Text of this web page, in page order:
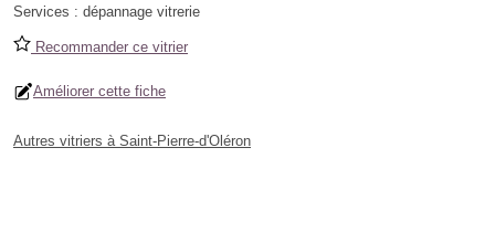
Services : dépannage vitrerie
Recommander ce vitrier
Améliorer cette fiche
Autres vitriers à Saint-Pierre-d'Oléron